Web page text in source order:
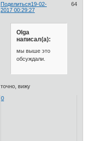
Поделиться 64
19-02-
2017 00:29:27
Olga
написал(а):
мы выше это
обсуждали.
точно, вижу
0